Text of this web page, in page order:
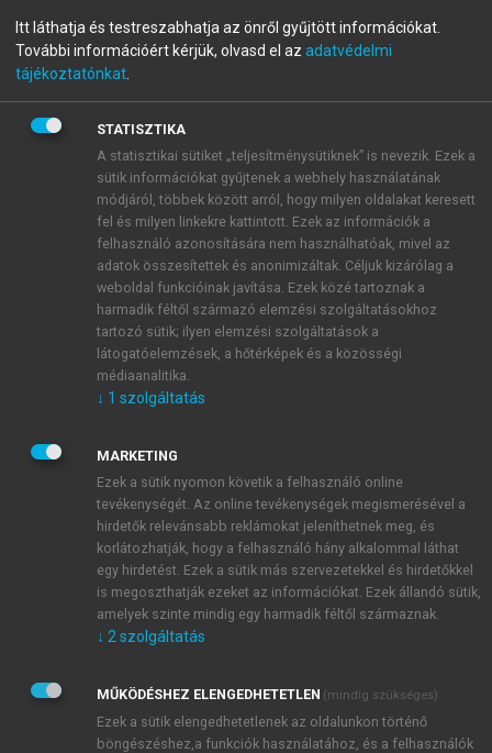
fiókoddal,vagy hozz létre új fiókot.
A regisztráció után apróbaidőszakautomatikusan
BELÉPÉS SAJÁT FIÓKKAL
ÚJ FIÓK LÉTREHOZÁSA
1 óra díjmentes hozzáférés
E-MAIL-CÍM
JELSZÓ
JELSZÓ ÚJRA
Kérek értesítést a MeRSZ újdonságairól, akcióiról.
Kérek értesítést az Akadémiai Kiadó Zrt. újdonságairól,
Adatkezelési tájékoztatóbanfoglaltakat tudomásul
veszem és elfogadom.
Általános vásárlási feltételeket, valamint a szotar.netés a
Itt láthatja és testreszabhatja az önről gyűjtött információkat.
További információért kérjük, olvasd el az adatvédelmi
tájékoztatónkat
STATISZTIKA
A statisztikai sütiket „teljesítménysütiknek” is nevezik. Ezek a
sütik információkat gyűjtenek a webhely használatának
módjáról, többek között arról, hogy milyen oldalakat keresett
fel és milyen linkekre kattintott. Ezek az információk a
felhasználó azonosítására nem használhatóak, mivel az
adatok összesítettek és anonimizáltak. Céljuk kizárólag a
weboldal funkcióinak javítása. Ezek közé tartoznak a
harmadik féltől származó elemzési szolgáltatásokhoz
tartozó sütik; ilyen elemzési szolgáltatások a
látogatóelemzések, a hőtérképek és a közösségi
médiaanalitika.
↓ 1 szolgáltatás
MARKETING
Ezek a sütik nyomon követik a felhasználó online
tevékenységét. Az online tevékenységek megismerésével a
hirdetők relevánsabb reklámokat jeleníthetnek meg, és
korlátozhatják, hogy a felhasználó hány alkalommal láthat
egy hirdetést. Ezek a sütik más szervezetekkel és hirdetőkkel
is megoszthatják ezeket az információkat. Ezek állandó sütik,
amelyek szinte mindig egy harmadik féltől származnak.
↓ 2 szolgáltatás
MŰKÖDÉSHEZ ELENGEDHETETLEN (mindig szükséges)
Ezek a sütik elengedhetetlenek az oldalunkon történő
böngészéshez,a funkciók használatához, és a felhasználók